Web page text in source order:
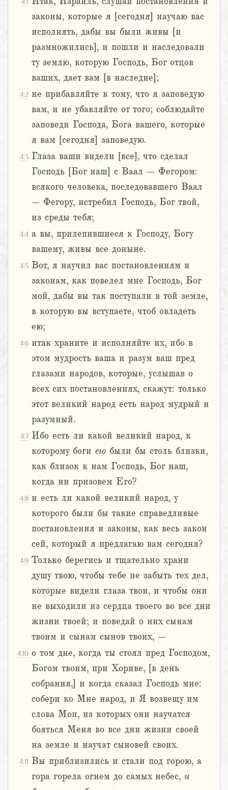
4:1
законы, которые я [сегодня] научаю вас
исполнять, дабы вы были живы [и
размножились], и пошли и наследовали
ту землю, которую Господь, Бог отцов
ваших, дает вам [в наследие];
4:2 не прибавляйте к тому, что я заповедую
вам, и не убавляйте от того; соблюдайте
заповеди Господа, Бога вашего, которые
я вам [сегодня] заповедую.
4:3 Глаза ваши видели [все], что сделал
Господь [Бог наш] с Ваал – Фегором:
всякого человека, последовавшего Ваал
– Фегору, истребил Господь, Бог твой,
из среды тебя;
4:4 а вы, прилепившиеся к Господу, Богу
вашему, живы все доныне.
4:5 Вот, я научил вас постановлениям и
законам, как повелел мне Господь, Бог
мой, дабы вы так поступали в той земле,
в которую вы вступаете, чтоб овладеть
ею;
4:6 итак храните и исполняйте их, ибо в
этом мудрость ваша и разум ваш пред
глазами народов, которые, услышав о
всех сих постановлениях, скажут: только
этот великий народ есть народ мудрый и
разумный.
4:7 Ибо есть ли какой великий народ, к
которому боги его были бы столь близки,
как близок к нам Господь, Бог наш,
когда ни призовем Его?
4:8 и есть ли какой великий народ, у
которого были бы такие справедливые
постановления и законы, как весь закон
сей, который я предлагаю вам сегодня?
4:9 Только берегись и тщательно храни
душу твою, чтобы тебе не забыть тех дел,
которые видели глаза твои, и чтобы они
не выходили из сердца твоего во все дни
жизни твоей; и поведай о них сынам
твоим и сынам сынов твоих, –
4:10 о том дне, когда ты стоял пред Господом,
Богом твоим, при Хориве, [в день
собрания,] и когда сказал Господь мне:
собери ко Мне народ, и Я возвещу им
слова Мои, из которых они научатся
бояться Меня во все дни жизни своей
на земле и научат сыновей своих.
4:11 Вы приблизились и стали под горою, а
гора горела огнем до самых небес, и